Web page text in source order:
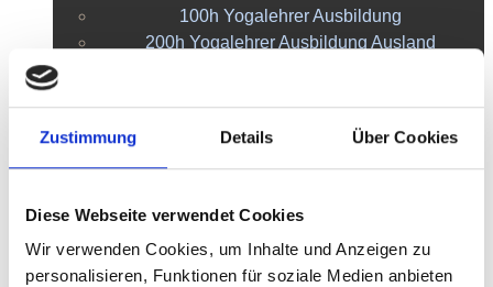
Zustimmung Details Über Cookies
Diese Webseite verwendet Cookies
Wir verwenden Cookies, um Inhalte und Anzeigen zu
personalisieren, Funktionen für soziale Medien anbieten
100h Yogalehrer Ausbildung
200h Yogalehrer Ausbildung Ausland
FÜR DICH
Kopfstand Masterclass
Vorlage Yoga Stunde
ÜBER MICH